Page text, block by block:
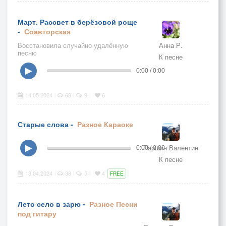
Март. Рассвет в берёзовой роще
- Соавторская
Восстановила случайно удалённую
песню
Анна Р.
К песне
▶ 0:00 / 0:00
14.05.2024 68 9 6
Старые слова - Разное Караоке
Паршин Валентин
К песне
▶ 0:00 / 0:00
13.04.2024 38 5 4 FREE
Лето село в зарю - Разное Песни
под гитару